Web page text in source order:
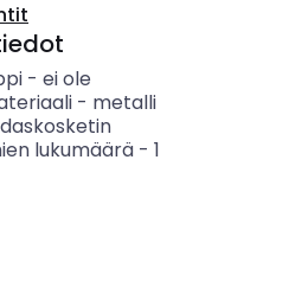
- ei ole
- metalli
lukumäärä- 1